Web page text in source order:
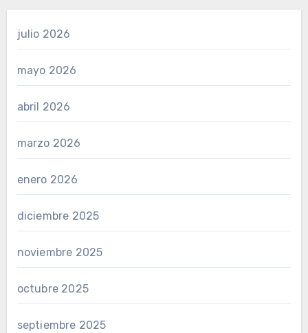
julio 2026
mayo 2026
abril 2026
marzo 2026
enero 2026
diciembre 2025
noviembre 2025
octubre 2025
septiembre 2025